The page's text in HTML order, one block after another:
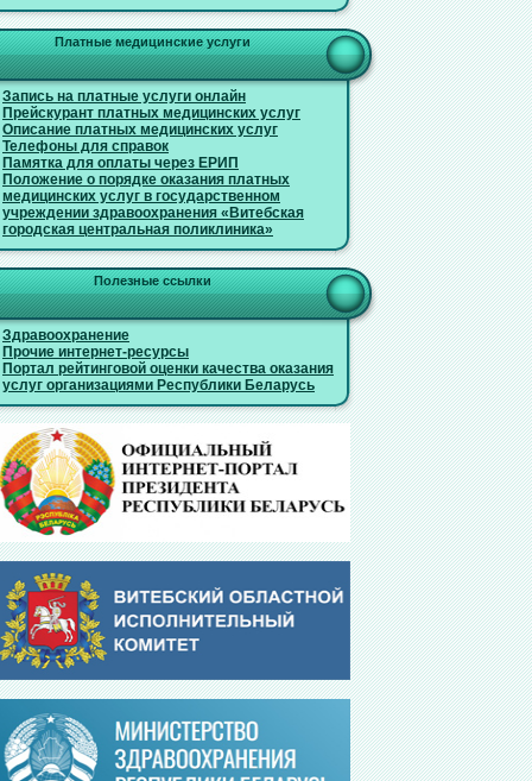
Платные медицинские услуги
Запись на платные услуги онлайн
Прейскурант платных медицинских услуг
Описание платных медицинских услуг
Телефоны для справок
Памятка для оплаты через ЕРИП
Положение о порядке оказания платных
медицинских услуг в государственном
учреждении здравоохранения «Витебская
городская центральная поликлиника»
Полезные ссылки
Здравоохранение
Прочие интернет-ресурсы
Портал рейтинговой оценки качества оказания
услуг организациями Республики Беларусь